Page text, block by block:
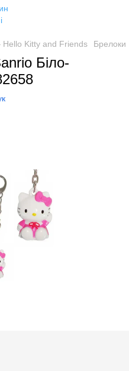
Hello Kitty and Friends Брелоки
Біло-